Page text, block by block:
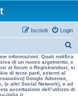
Login
Iscriviti
e
r
a
informazioni. Quali notifica
di un nuovo argomento, e
al forum o Registrandosi, si
di terze parti, esterni al
Google Adsense,
(e altri Social Network), e ad
accettazione dell’utilizzo di
italia.it.